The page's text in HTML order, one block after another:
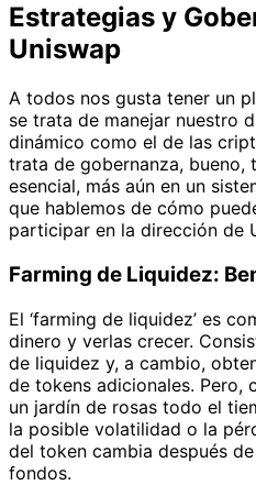
Estrategias y
Uniswap
A todos nos gusta tener un
se trata de manejar nuestro
dinámico como el de las
trata de gobernanza, bueno,
esencial, más aún en un
que hablemos de cómo
participar en la dirección de
Farming de Liquidez:
El ‘farming de liquidez’ es
dinero y verlas crecer.
de liquidez y, a cambio,
de tokens adicionales. Pero,
un jardín de rosas todo el
la posible volatilidad o la
del token cambia después
fondos.